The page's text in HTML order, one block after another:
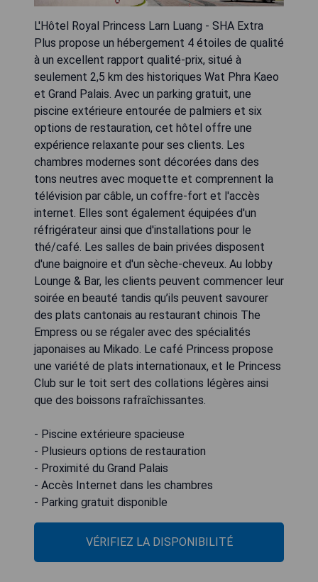
L'Hôtel Royal Princess Larn Luang - SHA Extra
Plus propose un hébergement 4 étoiles de qualité
à un excellent rapport qualité-prix, situé à
seulement 2,5 km des historiques Wat Phra Kaeo
et Grand Palais. Avec un parking gratuit, une
piscine extérieure entourée de palmiers et six
options de restauration, cet hôtel offre une
expérience relaxante pour ses clients. Les
chambres modernes sont décorées dans des
tons neutres avec moquette et comprennent la
télévision par câble, un coffre-fort et l'accès
internet. Elles sont également équipées d'un
réfrigérateur ainsi que d'installations pour le
thé/café. Les salles de bain privées disposent
d'une baignoire et d'un sèche-cheveux. Au lobby
Lounge & Bar, les clients peuvent commencer leur
soirée en beauté tandis qu’ils peuvent savourer
des plats cantonais au restaurant chinois The
Empress ou se régaler avec des spécialités
japonaises au Mikado. Le café Princess propose
une variété de plats internationaux, et le Princess
Club sur le toit sert des collations légères ainsi
que des boissons rafraîchissantes.
- Piscine extérieure spacieuse
- Plusieurs options de restauration
- Proximité du Grand Palais
- Accès Internet dans les chambres
- Parking gratuit disponible
VÉRIFIEZ LA DISPONIBILITÉ